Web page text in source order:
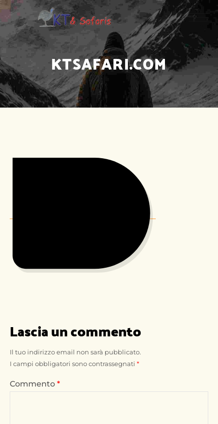
KTSAFARI.COM
Lascia un commento
Il tuo indirizzo email non sarà pubblicato.
I campi obbligatori sono contrassegnati *
Commento *